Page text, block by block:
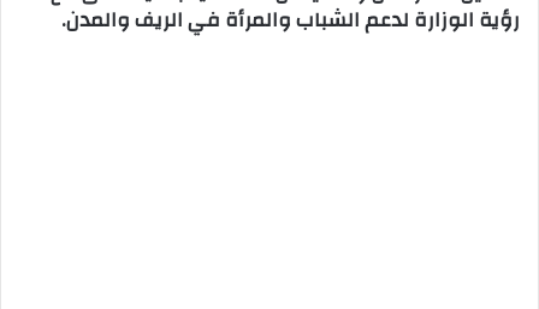
رؤية الوزارة لدعم الشباب والمرأة في الريف والمدن.